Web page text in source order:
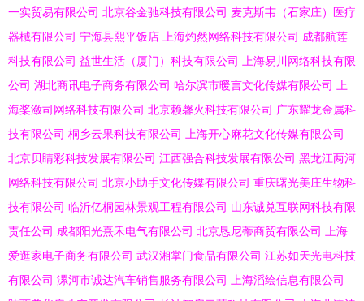
一实贸易有限公司 北京谷金驰科技有限公司 麦克斯韦（石家庄）医疗
器械有限公司 宁海县熙平饭店 上海灼然网络科技有限公司 成都航莲
科技有限公司 益世生活（厦门）科技有限公司
上海易川网络科技有限
公司 湖北商讯电子商务有限公司 哈尔滨市暖言文化传媒有限公司
上
海桨潋司网络科技有限公司 北京赖馨火科技有限公司 广东耀龙金属科
技有限公司 桐乡云果科技有限公司
上海开心麻花文化传媒有限公司
北京贝睛彩科技发展有限公司 江西强合科技发展有限公司 黑龙江两河
网络科技有限公司 北京小助手文化传媒有限公司 重庆曙光美庄生物科
技有限公司 临沂亿桐园林景观工程有限公司 山东诚兑互联网科技有限
责任公司 成都阳光熹禾电气有限公司 北京恳尼蒂商贸有限公司
上海
爱逛家电子商务有限公司 武汉湘掌门食品有限公司 江苏如天光电科技
有限公司 漯河市诚达汽车销售服务有限公司
上海滔绘信息有限公司